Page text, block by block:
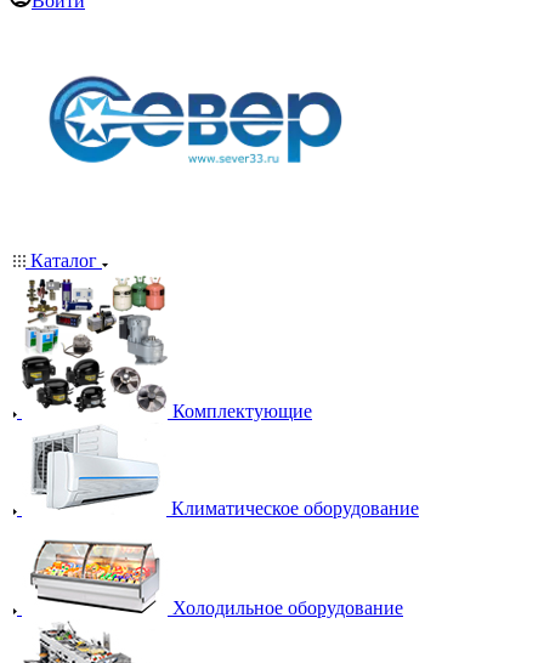
Каталог
Комплектующие
Климатическое оборудование
Холодильное оборудование